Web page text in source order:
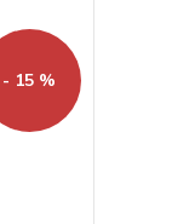
- 15 %